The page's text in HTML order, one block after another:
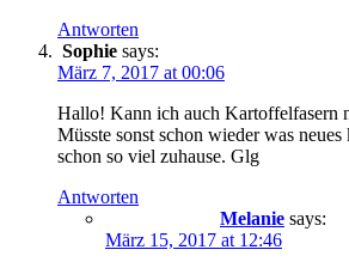
Antworten
Sophie says:
März 7, 2017 at 00:06
Hallo! Kann ich auch Kartoffelfasern
Müsste sonst schon wieder was
schon so viel zuhause. Glg
Antworten
Melanie says:
März 15, 2017 at 12:46